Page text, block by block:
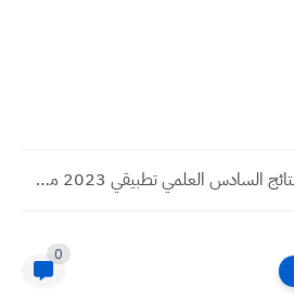
نتائج السادس العلمي تطبيقي 2023 محافظة ديالى الدور الاول
0